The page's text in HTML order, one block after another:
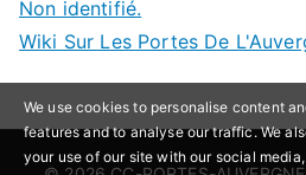
Non identifié.
Wiki Sur Les Portes De
We use cookies to personalise content
features and to analyse our traffic. We
your use of our site with our social